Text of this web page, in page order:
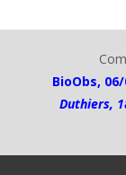
BioObs,
Duthiers,